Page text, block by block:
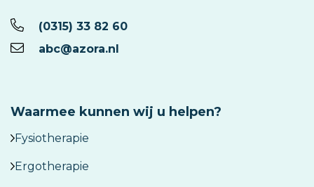
(0315) 33 82 60
abc@azora.nl
Waarmee kunnen wij u helpen?
Fysiotherapie
Ergotherapie